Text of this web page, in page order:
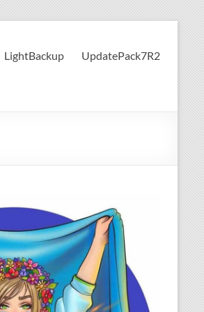
LightBackup UpdatePack7R2